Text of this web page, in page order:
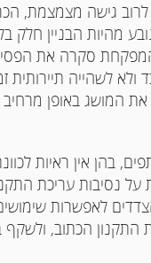
גישה מצמצמת,
מהיות הבניין חלק
המפקחת סקרה את
לשהייה תיירותית
את המושג באופן
בהן אין ראיות
נסיבות עריכת
לאפשרות
הכתוב, ולשקף